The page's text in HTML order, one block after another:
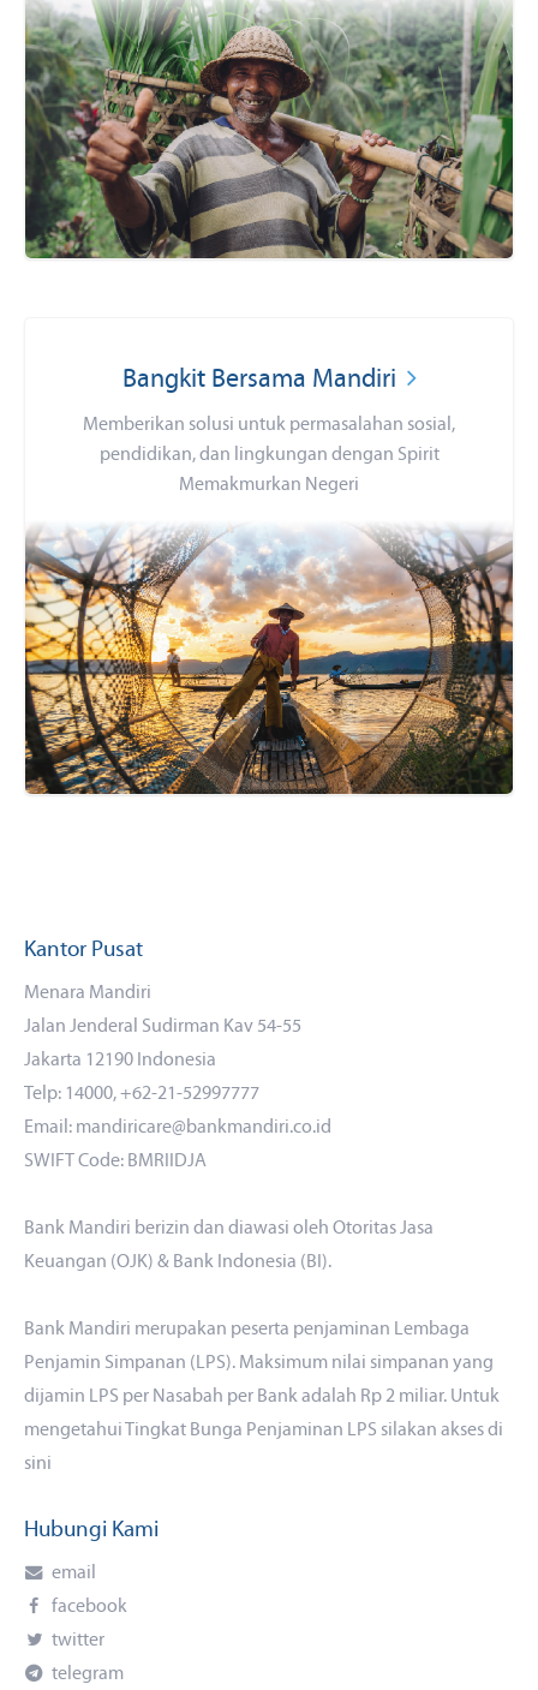
Bangkit Bersama Mandiri
Memberikan solusi untuk permasalahan sosial,
pendidikan, dan lingkungan dengan Spirit
Memakmurkan Negeri
Kantor Pusat
Menara Mandiri
Jalan Jenderal Sudirman Kav 54-55
Jakarta 12190 Indonesia
Telp: 14000, +62-21-52997777
Email: mandiricare@bankmandiri.co.id
SWIFT Code: BMRIIDJA
Bank Mandiri berizin dan diawasi oleh Otoritas Jasa
Keuangan (OJK) & Bank Indonesia (BI).
Bank Mandiri merupakan peserta penjaminan Lembaga
Penjamin Simpanan (LPS). Maksimum nilai simpanan yang
dijamin LPS per Nasabah per Bank adalah Rp 2 miliar. Untuk
mengetahui Tingkat Bunga Penjaminan LPS silakan akses di
sini
Hubungi Kami
email
facebook
twitter
telegram